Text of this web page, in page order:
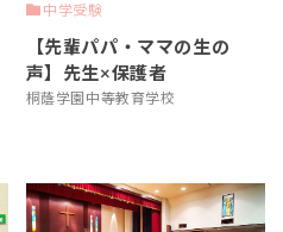
中学受験
【先輩パパ・ママの生の
声】先生×保護者
桐蔭学園中等教育学校